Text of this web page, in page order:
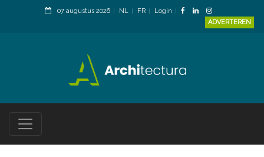
07 augustus 2026 NL FR
Login
ADVERTEREN